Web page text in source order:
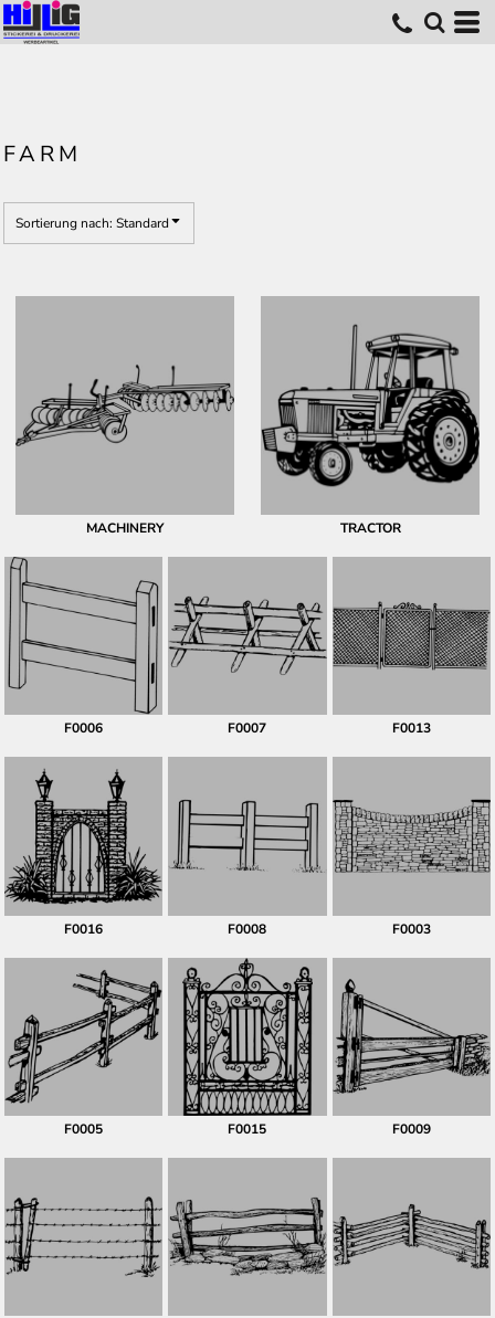
FARM
Sortierung nach: Standard
MACHINERY TRACTOR
F0006 F0007 F0013
F0016 F0008 F0003
F0005 F0015 F0009
Standard